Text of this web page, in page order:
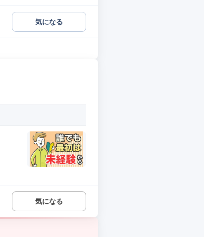
気になる
気になる